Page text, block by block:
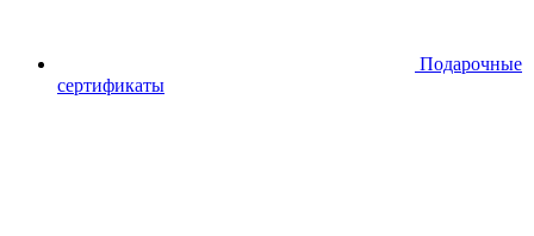
Подарочные
сертификаты